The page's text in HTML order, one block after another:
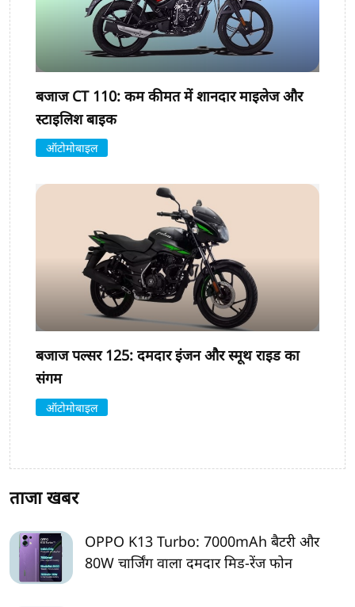
बजाज CT 110: कम कीमत में शानदार माइलेज और
स्टाइलिश बाइक
ऑटोमोबाइल
बजाज पल्सर 125: दमदार इंजन और स्मूथ राइड का
संगम
ऑटोमोबाइल
ताजा खबर
OPPO K13 Turbo: 7000mAh बैटरी और
80W चार्जिंग वाला दमदार मिड-रेंज फोन